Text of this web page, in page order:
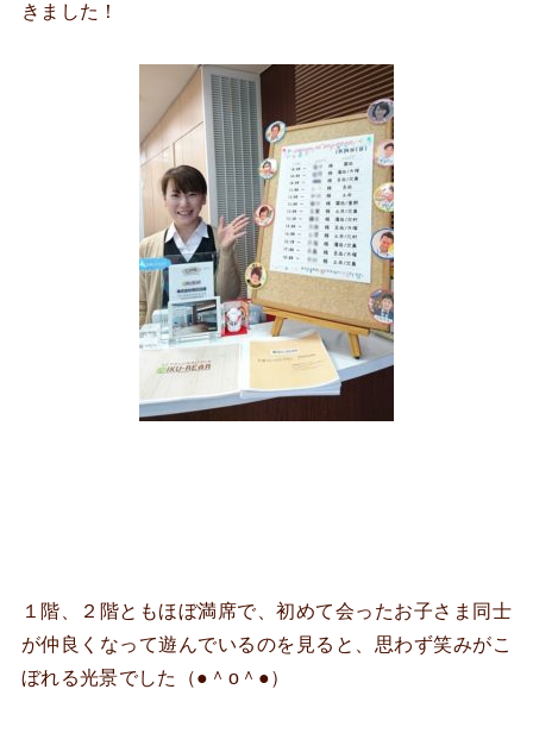
きました！
１階、２階ともほぼ満席で、初めて会ったお子さま同士
が仲良くなって遊んでいるのを見ると、思わず笑みがこ
ぼれる光景でした（●＾o＾●）